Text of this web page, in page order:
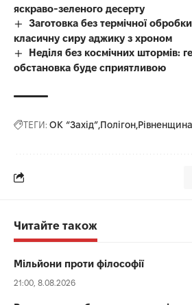
яскраво-зеленого десерту
Заготовка без термічної
класичну сиру аджику з хроном
Неділя без космічних штормів:
обстановка буде сприятливою
ТЕГИ: ОК “Захід” Полігон Рівненщина
Читайте також
Мільйони проти філософії
21:00, 8.08.2026